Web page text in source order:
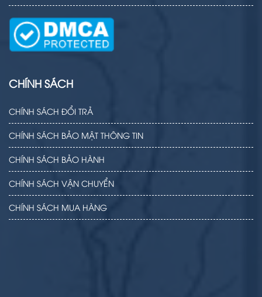
CHÍNH SÁCH
CHÍNH SÁCH ĐỔI TRẢ
CHÍNH SÁCH BẢO MẬT THÔNG TIN
CHÍNH SÁCH BẢO HÀNH
CHÍNH SÁCH VẬN CHUYỂN
CHÍNH SÁCH MUA HÀNG